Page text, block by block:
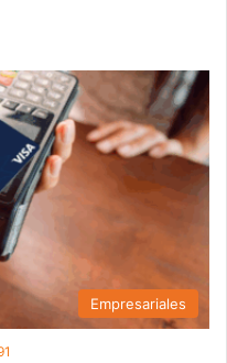
Empresariales